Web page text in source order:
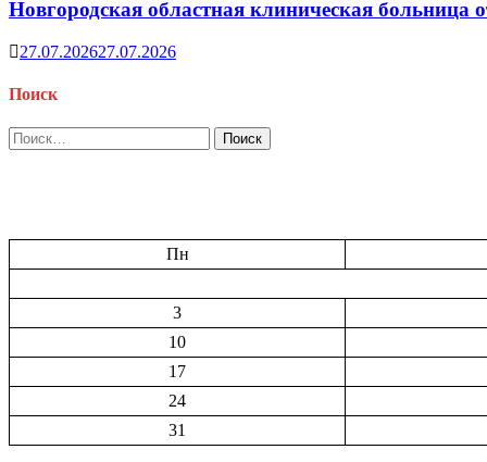
Новгородская областная клиническая больница
27.07.202627.07.2026
Поиск
Найти:
Пн
3
10
17
24
31